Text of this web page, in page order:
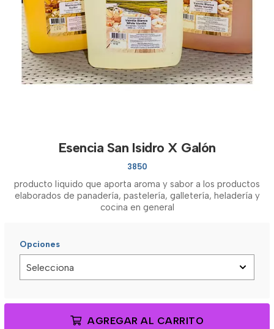
Esencia San Isidro X Galón
3850
producto liquido que aporta aroma y sabor a los productos
elaborados de panadería, pastelería, galletería, heladería y
cocina en general
Opciones
AGREGAR AL CARRITO